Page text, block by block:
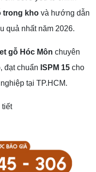
trong kho và hướng dẫn
quả nhất năm 2026.
gỗ Hóc Môn chuyên
đạt chuẩn ISPM 15 cho
tại TP.HCM.
tiết